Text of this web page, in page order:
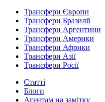
Трансфери Європи
Трансфери Бразилії
Трансфери Аргентини
Трансфери Америки
Трансфери Африки
Трансфери Азії
Трансфери Росії
Статті
Блоги
Агентам на замітку